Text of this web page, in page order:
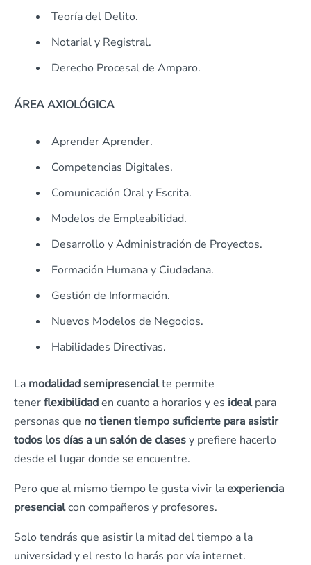
Teoría del Delito.
Notarial y Registral.
Derecho Procesal de Amparo.
ÁREA AXIOLÓGICA
Aprender Aprender.
Competencias Digitales.
Comunicación Oral y Escrita.
Modelos de Empleabilidad.
Desarrollo y Administración de Proyectos.
Formación Humana y Ciudadana.
Gestión de Información.
Nuevos Modelos de Negocios.
Habilidades Directivas.
La modalidad semipresencialte permite
tenerflexibilidaden cuanto a horarios y es idealpara
personas que no tienen tiempo suficiente para asistir
todos los días a un salón de clasesy prefiere hacerlo
desde el lugar donde se encuentre.
Pero que al mismo tiempo le gusta vivir laexperiencia
presencialcon compañeros y profesores.
Solo tendrás que asistir la mitad del tiempo a la
universidad y el resto lo harás por vía internet.